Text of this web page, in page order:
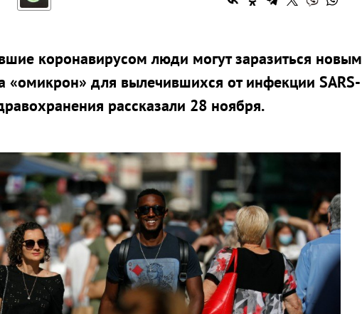
коронавирусом люди могут заразиться новым
«омикрон» для вылечившихся от инфекции SARS-
рассказали 28 ноября.